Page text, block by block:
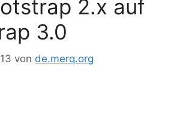
2.x auf
3.0
von de.merq.org